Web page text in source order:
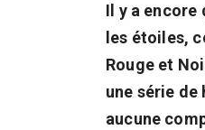
Il y a encore
les étoiles,
Rouge et
une série
aucune